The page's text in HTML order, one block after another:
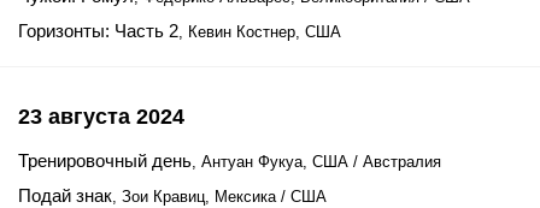
Горизонты: Часть 2, Кевин Костнер, США
23 августа 2024
Тренировочный день, Антуан Фукуа, США / Австралия
Подай знак, Зои Кравиц, Мексика / США